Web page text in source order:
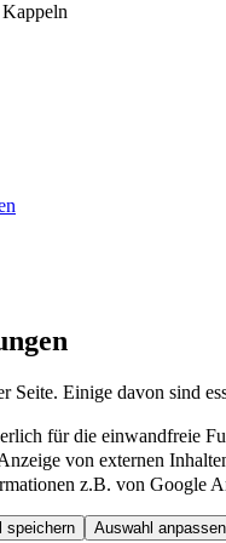
Seite. Einige davon sind
für die einwandfreie
von externen
z.B. von Google
speichern Auswahl anpassen